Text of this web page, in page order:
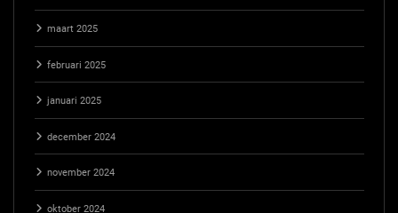
maart 2025
februari 2025
januari 2025
december 2024
november 2024
oktober 2024